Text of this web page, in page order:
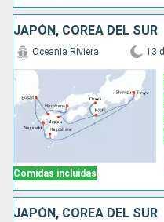
JAPÓN, COREA DEL SUR
Comidas incluidas
Oceania Riviera 13 d
JAPÓN, COREA DEL SUR